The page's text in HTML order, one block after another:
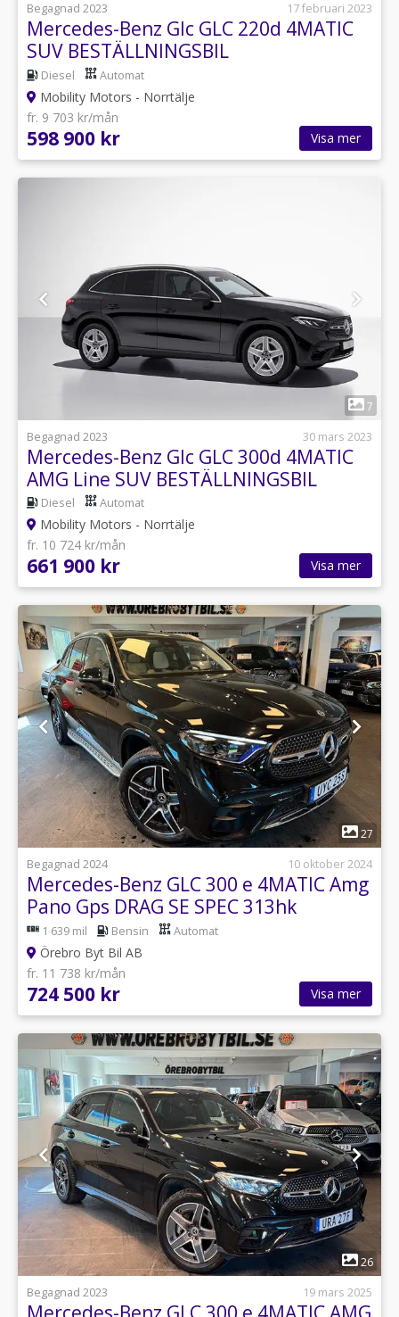
Begagnad 2023
17 februari 2023
Mercedes-Benz Glc GLC 220d 4MATIC
SUV BESTÄLLNINGSBIL
Diesel Automat
Mobility Motors - Norrtälje
fr. 9 703 kr/mån
598 900 kr Visa mer
7
Begagnad 2023
30 mars 2023
Mercedes-Benz Glc GLC 300d 4MATIC
AMG Line SUV BESTÄLLNINGSBIL
Diesel Automat
Mobility Motors - Norrtälje
fr. 10 724 kr/mån
661 900 kr Visa mer
1
27
Begagnad 2024
10 oktober 2024
Mercedes-Benz GLC 300 e 4MATIC Amg
Pano Gps DRAG SE SPEC 313hk
1 639 mil Bensin Automat
Örebro Byt Bil AB
fr. 11 738 kr/mån
724 500 kr Visa mer
1
26
Begagnad 2023
19 mars 2025